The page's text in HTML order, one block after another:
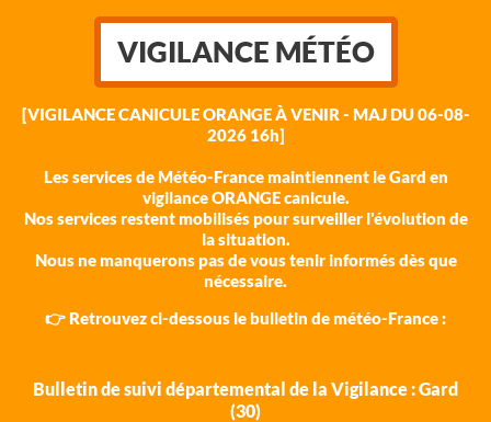
VIGILANCE MÉTÉO
[VIGILANCE CANICULE ORANGE À VENIR - MAJ DU 06-08-
2026 16h]
Les services de Météo-France maintiennent le Gard en
vigilance ORANGE canicule.
Nos services restent mobilisés pour surveiller l'évolution de
la situation.
Nous ne manquerons pas de vous tenir informés dès que
nécessaire.
👉 Retrouvez ci-dessous le bulletin de météo-France :
Bulletin de suivi départemental de la Vigilance : Gard
(30)